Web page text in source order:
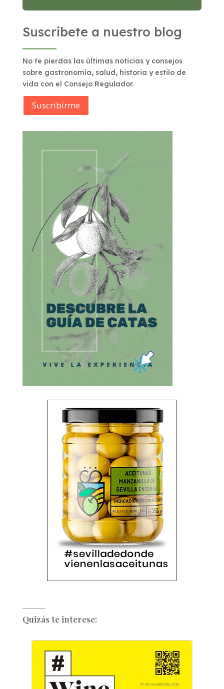
Suscríbete a nuestro blog
No te pierdas las últimas noticias y consejos
sobre gastronomía, salud, historia y estilo de
vida con el Consejo Regulador.
Suscribírme
Quizás te interese: